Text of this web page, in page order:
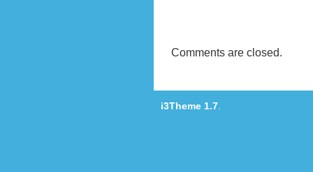
Comments are closed.
i3Theme 1.7